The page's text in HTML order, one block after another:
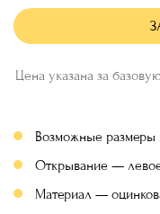
Цена указана за
Возможные
Открывание —
Материал —